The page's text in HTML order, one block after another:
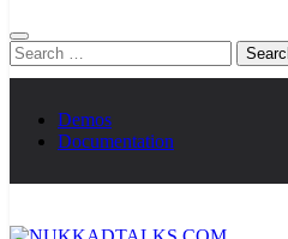
Search
for:
Demos
Documentation